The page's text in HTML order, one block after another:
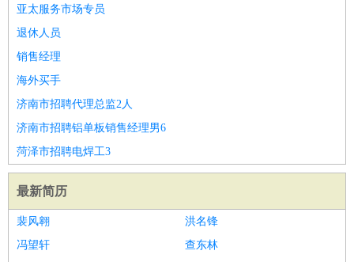
亚太服务市场专员
退休人员
销售经理
海外买手
济南市招聘代理总监2人
济南市招聘铝单板销售经理男6
菏泽市招聘电焊工3
最新简历
裴风翱
洪名锋
冯望轩
查东林